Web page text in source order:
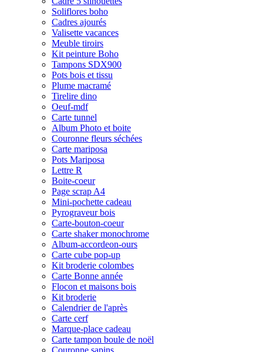
Soliflores boho
Cadres ajourés
Valisette vacances
Meuble tiroirs
Kit peinture Boho
Tampons SDX900
Pots bois et tissu
Plume macramé
Tirelire dino
Oeuf-mdf
Carte tunnel
Album Photo et boite
Couronne fleurs séchées
Carte mariposa
Pots Mariposa
Lettre R
Boite-coeur
Page scrap A4
Mini-pochette cadeau
Pyrograveur bois
Carte-bouton-coeur
Carte shaker monochrome
Album-accordeon-ours
Carte cube pop-up
Kit broderie colombes
Carte Bonne année
Flocon et maisons bois
Kit broderie
Calendrier de l'après
Carte cerf
Marque-place cadeau
Carte tampon boule de noël
Couronne sapins